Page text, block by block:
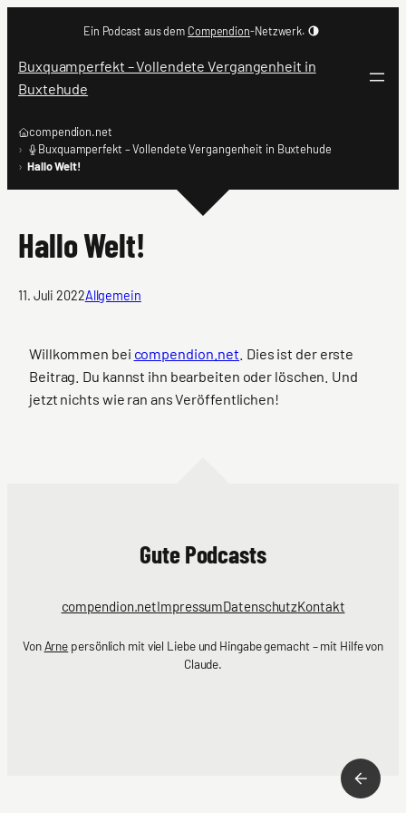
springen
Ein Podcast aus dem Compendion-Netzwerk.
Buxquamperfekt – Vollendete Vergangenheit in
Buxtehude
compendion.net
Buxquamperfekt – Vollendete Vergangenheit in Buxtehude
Hallo Welt!
Hallo Welt!
11. Juli 2022Allgemein
Willkommen bei compendion.net . Dies ist der erste
Beitrag. Du kannst ihn bearbeiten oder löschen. Und
jetzt nichts wie ran ans Veröffentlichen!
Gute Podcasts
compendion.netImpressumDatenschutzKontakt
Von Arne persönlich mit viel Liebe und Hingabe gemacht – mit Hilfe von
Claude.